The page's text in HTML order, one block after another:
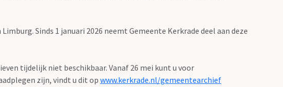
Sinds 1 januari 2026 neemt Gemeente Kerkrade deel aan deze
tijdelijk niet beschikbaar. Vanaf 26 mei kunt u voor
zijn, vindt u dit op www.kerkrade.nl/gemeentearchief